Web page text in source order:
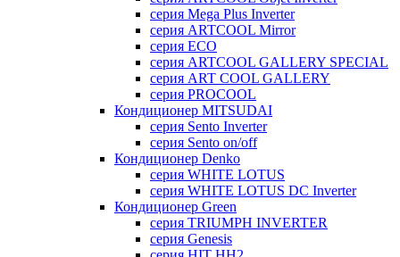
серия Mega Plus Inverter
серия ARTCOOL Mirror
серия ECO
серия ARTCOOL GALLERY SPECIAL
серия ART COOL GALLERY
серия PROCOOL
Кондиционер MITSUDAI
серия Sento Inverter
серия Sento on/off
Кондиционер Denko
серия WHITE LOTUS
серия WHITE LOTUS DC Inverter
Кондиционер Green
серия TRIUMPH INVERTER
серия Genesis